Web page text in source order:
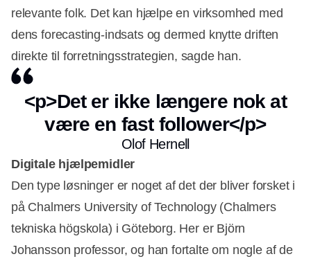
relevante folk. Det kan hjælpe en virksomhed med
dens forecasting-indsats og dermed knytte driften
direkte til forretningsstrategien, sagde han.
<p>Det er ikke længere nok at
være en fast follower</p>
Olof Hernell
Digitale hjælpemidler
Den type løsninger er noget af det der bliver forsket i
på Chalmers University of Technology (Chalmers
tekniska högskola) i Göteborg. Her er Björn
Johansson professor, og han fortalte om nogle af de